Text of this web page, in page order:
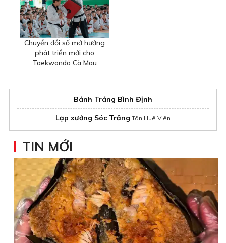
Chuyển đổi số mở hướng
phát triển mới cho
Taekwondo Cà Mau
Bánh Tráng Bình Định
Lạp xưởng Sóc Trăng Tân Huê Viên
TIN MỚI